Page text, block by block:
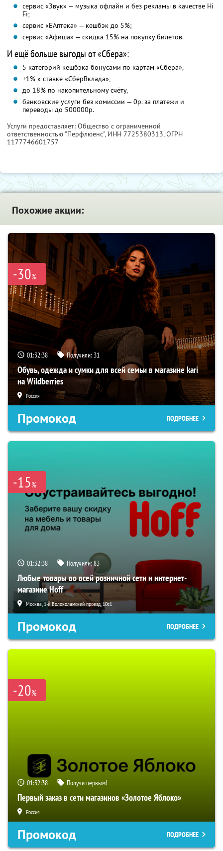
сервис «Звук» — музыка офлайн и без рекламы в качестве Hi
Fi;
сервис «ЕАптека» — кешбэк до 5%;
сервис «Афиша» — скидка 15% на покупку билетов.
И ещё больше выгоды от «Сбера»:
5 категорий кешбэка бонусами по картам «Сбера»,
+1% к ставке «СберВклада»,
до 18% по накопительному счёту,
банковские услуги без комиссии — 0р. за платежи и
переводы до 500000р.
Услуги предоставляет: Общество с ограниченной
ответственностью "Перфлюенс", ИНН 7725380313, ОГРН
1177746601757
Похожие акции:
-30%
01:32:37 Получили: 31
Обувь, одежда и сумки для всей семьи в магазине kari
на Wildberries
Россия
Промокод ПОДРОБНЕЕ
-15%
01:32:37 Получили:83
Любые товары во всей розничной сети и интернет-
магазине Hoff
Москва, 1-й Волоколамский проезд, 10с1
Промокод ПОДРОБНЕЕ
-20%
01:32:37 Получи первым!
Первый заказ в сети магазинов «Золотое Яблоко»
Россия
Промокод ПОДРОБНЕЕ